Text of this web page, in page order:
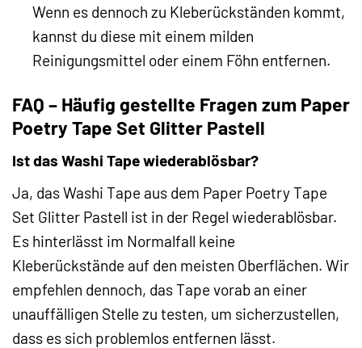
Wenn es dennoch zu Kleberückständen kommt,
kannst du diese mit einem milden
Reinigungsmittel oder einem Föhn entfernen.
FAQ – Häufig gestellte Fragen zum Paper
Poetry Tape Set Glitter Pastell
Ist das Washi Tape wiederablösbar?
Ja, das Washi Tape aus dem Paper Poetry Tape
Set Glitter Pastell ist in der Regel wiederablösbar.
Es hinterlässt im Normalfall keine
Kleberückstände auf den meisten Oberflächen. Wir
empfehlen dennoch, das Tape vorab an einer
unauffälligen Stelle zu testen, um sicherzustellen,
dass es sich problemlos entfernen lässt.